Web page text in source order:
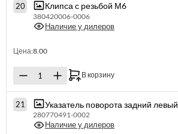
20 Клипса с резьбой М6
380420006-0006
Наличие у дилеров
Цена:8.00
В корзину
21 Указатель поворота задний левый
280770491-0002
Наличие у дилеров